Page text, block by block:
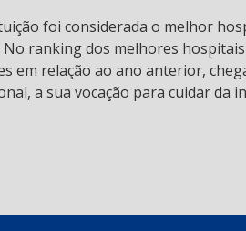
foi considerada o melhor
No ranking dos melhores
em relação ao ano anterior,
a sua vocação para cuidar da